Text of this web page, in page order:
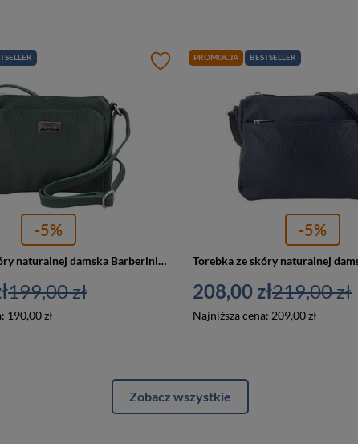
-5%
Torebka ze skóry naturalnej damska Barberini's 633-42 listonoszka mała ciemnozielona
190,00 zł
199,00 zł
PROMOCJA BESTSELLER
-5%
208,00 zł
Najniższa cena: 209,00 zł
219,00 zł
Zobacz wszystkie